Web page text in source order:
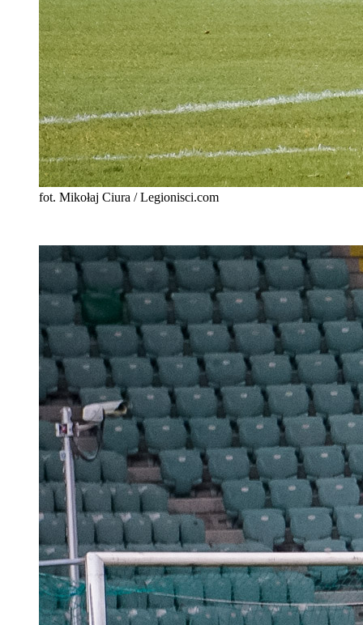
fot. Mikołaj Ciura / Legionisci.com